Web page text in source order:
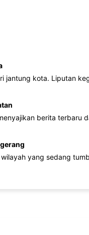
jantung kota. Liputan
berita terbaru
yang sedang